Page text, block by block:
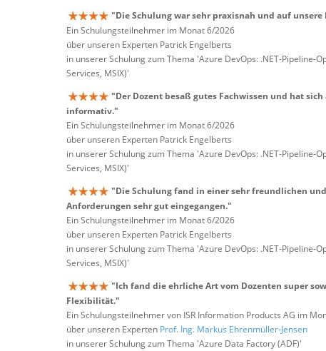
"Die Schulung war sehr praxisnah und auf
Ein Schulungsteilnehmer im Monat 6/2026
über unseren Experten Patrick Engelberts
in unserer Schulung zum Thema 'Azure DevOps: .NET-Pipeline-
Services, MSIX)'
"Der Dozent besaß gutes Fachwissen und hat
informativ."
Ein Schulungsteilnehmer im Monat 6/2026
über unseren Experten Patrick Engelberts
in unserer Schulung zum Thema 'Azure DevOps: .NET-Pipeline-
Services, MSIX)'
"Die Schulung fand in einer sehr freundlichen
Anforderungen sehr gut eingegangen."
Ein Schulungsteilnehmer im Monat 6/2026
über unseren Experten Patrick Engelberts
in unserer Schulung zum Thema 'Azure DevOps: .NET-Pipeline-
Services, MSIX)'
"Ich fand die ehrliche Art vom Dozenten super
Flexibilität."
Ein Schulungsteilnehmer von ISR Information Products AG im
über unseren Experten Prof. Ing. Markus Ehrenmüller-Jensen
in unserer Schulung zum Thema 'Azure Data Factory (ADF)'